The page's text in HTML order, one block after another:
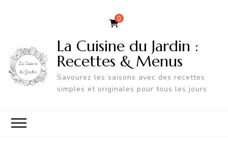
0
La Cuisine du Jardin :
Recettes & Menus
Savourez les saisons avec des recettes
simples et originales pour tous les jours